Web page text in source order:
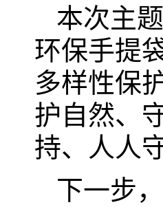
本次主
环保手提
多样性保
护自然、
持、人人
下一步